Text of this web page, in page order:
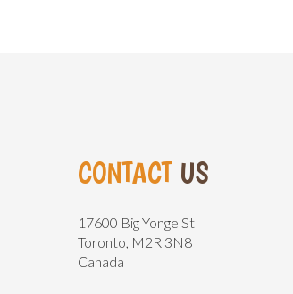
CONTACT US
17600 Big Yonge St
Toronto, M2R 3N8
Canada